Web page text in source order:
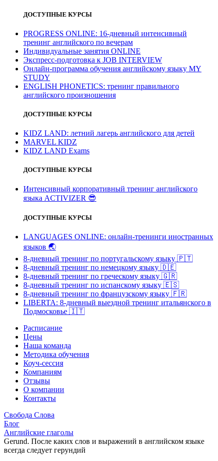
ДОСТУПНЫЕ КУРСЫ
PROGRESS ONLINE: 16-дневный интенсивный
тренинг английского по вечерам
Индивидуальные занятия ONLINE
Экспресс-подготовка к JOB INTERVIEW
Онлайн-программа обучения английскому языку MY
STUDY
ENGLISH PHONETICS: тренинг правильного
английского произношения
ДОСТУПНЫЕ КУРСЫ
KIDZ LAND: летний лагерь английского для детей
MARVEL KIDZ
KIDZ LAND Exams
ДОСТУПНЫЕ КУРСЫ
Интенсивный корпоративный тренинг английского
языка ACTIVIZER 😎
ДОСТУПНЫЕ КУРСЫ
LANGUAGES ONLINE: онлайн-тренинги иностранных
языков 🌏
8-дневный тренинг по португальскому языку 🇵🇹
8-дневный тренинг по немецкому языку 🇩🇪
8-дневный тренинг по греческому языку 🇬🇷
8-дневный тренинг по испанскому языку 🇪🇸
8-дневный тренинг по французскому языку 🇫🇷
LIBERTA: 8-дневный выездной тренинг итальянского в
Подмосковье 🇮🇹
Расписание
Цены
Наша команда
Методика обучения
Коуч-сессия
Компаниям
Отзывы
О компании
Контакты
Свобода Слова
Блог
Английские глаголы
Gerund. После каких слов и выражений в английском языке
всегда следует герундий